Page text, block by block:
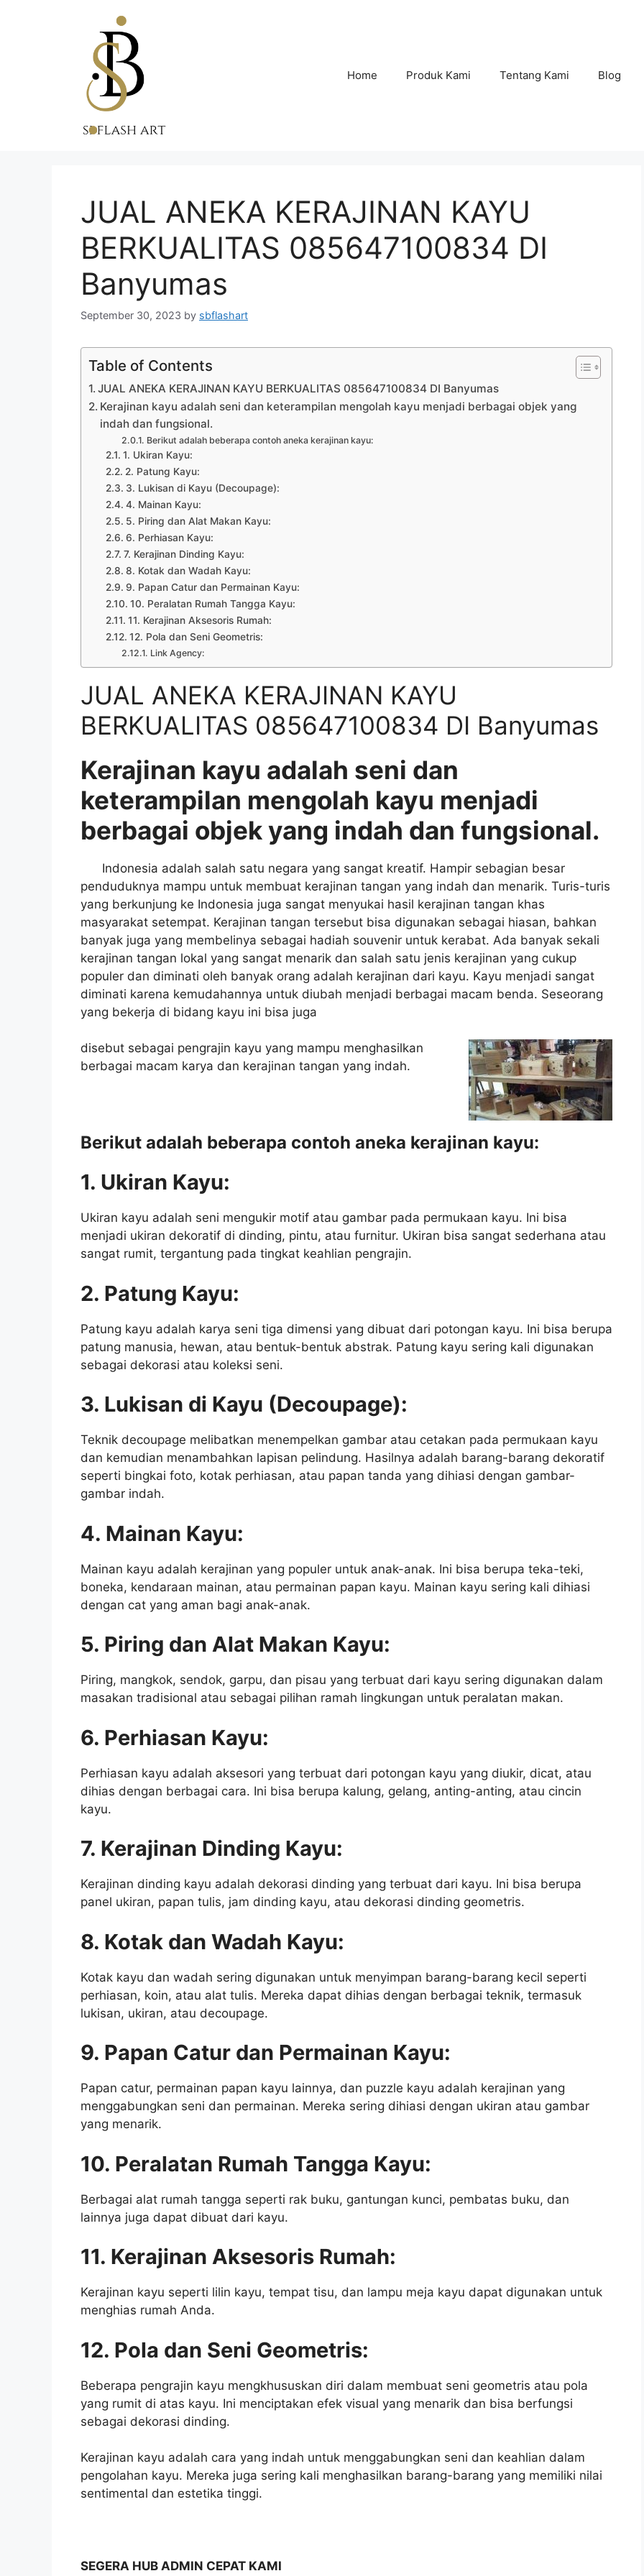
Home Produk Kami Tentang Kami Blog
JUAL ANEKA KERAJINAN KAYU
BERKUALITAS 085647100834 DI
Banyumas
September 30, 2023 by sbflashart
Table of Contents
JUAL ANEKA KERAJINAN KAYU BERKUALITAS 085647100834 DI Banyumas
Kerajinan kayu adalah seni dan keterampilan mengolah kayu menjadi berbagai objek yang
indah dan fungsional.
Berikut adalah beberapa contoh aneka kerajinan kayu:
1. Ukiran Kayu:
2. Patung Kayu:
3. Lukisan di Kayu (Decoupage):
4. Mainan Kayu:
5. Piring dan Alat Makan Kayu:
6. Perhiasan Kayu:
7. Kerajinan Dinding Kayu:
8. Kotak dan Wadah Kayu:
9. Papan Catur dan Permainan Kayu:
10. Peralatan Rumah Tangga Kayu:
11. Kerajinan Aksesoris Rumah:
12. Pola dan Seni Geometris:
Link Agency:
JUAL ANEKA KERAJINAN KAYU
BERKUALITAS 085647100834 DI Banyumas
Kerajinan kayu adalah seni dan
keterampilan mengolah kayu menjadi
berbagai objek yang indah dan fungsional.
Indonesia adalah salah satu negara yang sangat kreatif. Hampir sebagian besar
penduduknya mampu untuk membuat kerajinan tangan yang indah dan menarik. Turis-turis
yang berkunjung ke Indonesia juga sangat menyukai hasil kerajinan tangan khas
masyarakat setempat. Kerajinan tangan tersebut bisa digunakan sebagai hiasan, bahkan
banyak juga yang membelinya sebagai hadiah souvenir untuk kerabat. Ada banyak sekali
kerajinan tangan lokal yang sangat menarik dan salah satu jenis kerajinan yang cukup
populer dan diminati oleh banyak orang adalah kerajinan dari kayu. Kayu menjadi sangat
diminati karena kemudahannya untuk diubah menjadi berbagai macam benda. Seseorang
yang bekerja di bidang kayu ini bisa juga
disebut sebagai pengrajin kayu yang mampu menghasilkan
berbagai macam karya dan kerajinan tangan yang indah.
Berikut adalah beberapa contoh aneka kerajinan kayu:
1. Ukiran Kayu:
Ukiran kayu adalah seni mengukir motif atau gambar pada permukaan kayu. Ini bisa
menjadi ukiran dekoratif di dinding, pintu, atau furnitur. Ukiran bisa sangat sederhana atau
sangat rumit, tergantung pada tingkat keahlian pengrajin.
2. Patung Kayu:
Patung kayu adalah karya seni tiga dimensi yang dibuat dari potongan kayu. Ini bisa berupa
patung manusia, hewan, atau bentuk-bentuk abstrak. Patung kayu sering kali digunakan
sebagai dekorasi atau koleksi seni.
3. Lukisan di Kayu (Decoupage):
Teknik decoupage melibatkan menempelkan gambar atau cetakan pada permukaan kayu
dan kemudian menambahkan lapisan pelindung. Hasilnya adalah barang-barang dekoratif
seperti bingkai foto, kotak perhiasan, atau papan tanda yang dihiasi dengan gambar-
gambar indah.
4. Mainan Kayu:
Mainan kayu adalah kerajinan yang populer untuk anak-anak. Ini bisa berupa teka-teki,
boneka, kendaraan mainan, atau permainan papan kayu. Mainan kayu sering kali dihiasi
dengan cat yang aman bagi anak-anak.
5. Piring dan Alat Makan Kayu:
Piring, mangkok, sendok, garpu, dan pisau yang terbuat dari kayu sering digunakan dalam
masakan tradisional atau sebagai pilihan ramah lingkungan untuk peralatan makan.
6. Perhiasan Kayu:
Perhiasan kayu adalah aksesori yang terbuat dari potongan kayu yang diukir, dicat, atau
dihias dengan berbagai cara. Ini bisa berupa kalung, gelang, anting-anting, atau cincin
kayu.
7. Kerajinan Dinding Kayu:
Kerajinan dinding kayu adalah dekorasi dinding yang terbuat dari kayu. Ini bisa berupa
panel ukiran, papan tulis, jam dinding kayu, atau dekorasi dinding geometris.
8. Kotak dan Wadah Kayu:
Kotak kayu dan wadah sering digunakan untuk menyimpan barang-barang kecil seperti
perhiasan, koin, atau alat tulis. Mereka dapat dihias dengan berbagai teknik, termasuk
lukisan, ukiran, atau decoupage.
9. Papan Catur dan Permainan Kayu:
Papan catur, permainan papan kayu lainnya, dan puzzle kayu adalah kerajinan yang
menggabungkan seni dan permainan. Mereka sering dihiasi dengan ukiran atau gambar
yang menarik.
10. Peralatan Rumah Tangga Kayu:
Berbagai alat rumah tangga seperti rak buku, gantungan kunci, pembatas buku, dan
lainnya juga dapat dibuat dari kayu.
11. Kerajinan Aksesoris Rumah:
Kerajinan kayu seperti lilin kayu, tempat tisu, dan lampu meja kayu dapat digunakan untuk
menghias rumah Anda.
12. Pola dan Seni Geometris:
Beberapa pengrajin kayu mengkhususkan diri dalam membuat seni geometris atau pola
yang rumit di atas kayu. Ini menciptakan efek visual yang menarik dan bisa berfungsi
sebagai dekorasi dinding.
Kerajinan kayu adalah cara yang indah untuk menggabungkan seni dan keahlian dalam
pengolahan kayu. Mereka juga sering kali menghasilkan barang-barang yang memiliki nilai
sentimental dan estetika tinggi.
SEGERA HUB ADMIN CEPAT KAMI